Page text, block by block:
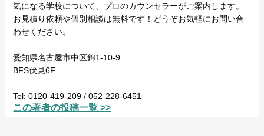
気になる学校について、プロのカウンセラーがご案内します。
お見積り依頼や個別相談は無料です！どうぞお気軽にお問い合
わせください。
愛知県名古屋市中区錦1-10-9
BFS伏見6F
Tel: 0120-419-209 / 052-228-6451
この著者の投稿一覧 >>